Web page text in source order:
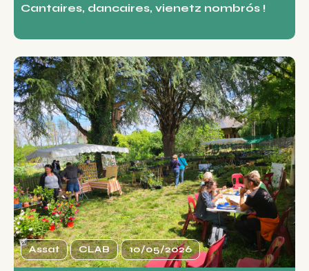
Cantaires, dancaires, vienetz nombrós !
Assat CLAB 10/05/2026